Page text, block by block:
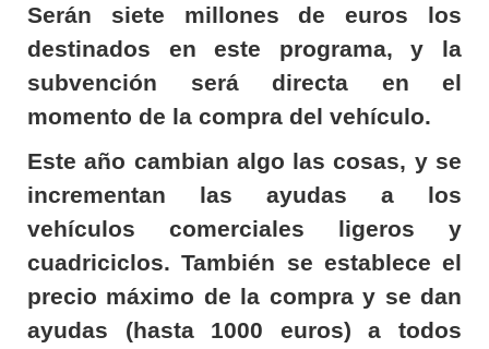
Serán siete millones de euros los
destinados en este programa, y la
subvención será directa en el
momento de la compra del vehículo.
Este año cambian algo las cosas, y se
incrementan las ayudas a los
vehículos comerciales ligeros y
cuadriciclos. También se establece el
precio máximo de la compra y se dan
ayudas (hasta 1000 euros) a todos